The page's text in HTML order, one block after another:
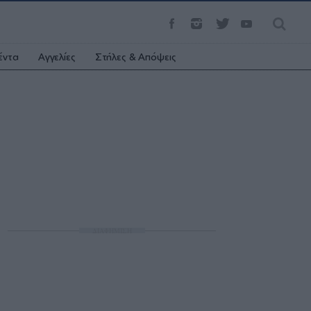
Αγγελίες Στήλες & Απόψεις